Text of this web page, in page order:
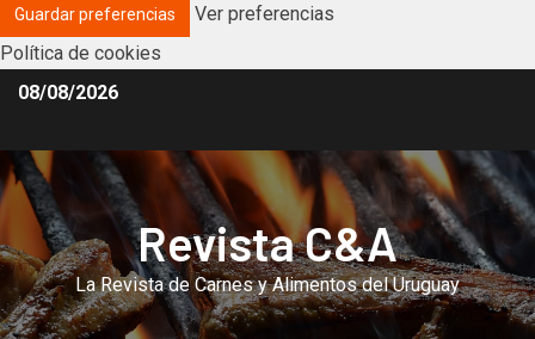
Guardar preferencias
Ver preferencias
Política de cookies
08/08/2026
Revista C&A
La Revista de Carnes y Alimentos del Uruguay